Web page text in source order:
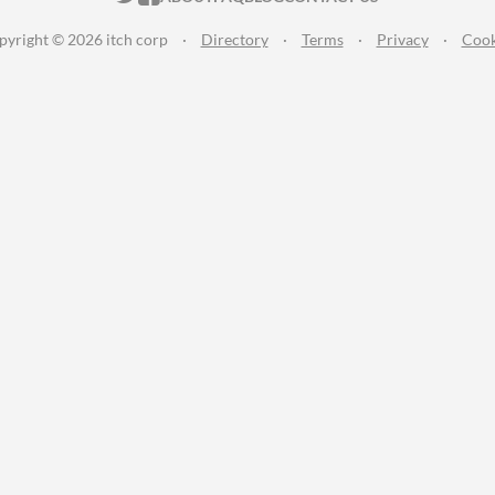
© 2026 itch corp · Directory · Terms · Privacy ·